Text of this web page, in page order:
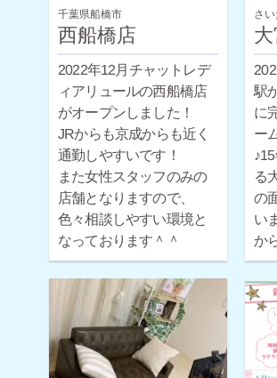
千葉県船橋市
西船橋店
2022年12月チャットレデ
ィアリュールの西船橋店
がオープンしました！
JRからも京成からも近く
通勤しやすいです！
また女性スタッフのみの
店舗となりますので、
色々相談しやすい環境と
なっております＾＾
さ
駅
に
ー
る
の
い
か
せ
ほ
か
給
す
心